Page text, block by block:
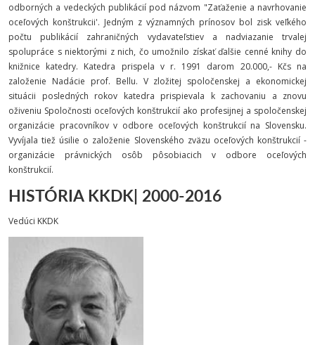
odborných a vedeckých publikácií pod názvom "Zaťaženie a navrhovanie
oceľových konštrukcii'. Jedným z významných prínosov bol zisk veľkého
počtu publikácií zahraničných vydavateľstiev a nadviazanie trvalej
spolupráce s niektorými z nich, čo umožnilo získať ďalšie cenné knihy do
knižnice katedry. Katedra prispela v r. 1991 darom 20.000,- Kčs na
založenie Nadácie prof. Bellu. V zložitej spoločenskej a ekonomickej
situácii posledných rokov katedra prispievala k zachovaniu a znovu
oživeniu Spoločnosti oceľových konštrukcií ako profesijnej a spoločenskej
organizácie pracovníkov v odbore oceľových konštrukcií na Slovensku.
Vyvíjala tiež úsilie o založenie Slovenského zväzu oceľových konštrukcií -
organizácie právnických osôb pôsobiacich v odbore oceľových
konštrukcií.
HISTÓRIA KKDK| 2000-2016
Vedúci KKDK